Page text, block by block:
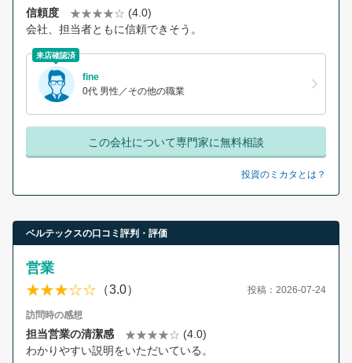
信頼度
(4.0)
会社、担当者ともに信頼できそう。
来店確認済
fine
0代 男性／その他の職業
この会社について専門家に無料相談
投資のミカタとは？
ベルテックスの口コミ評判・評価
営業
（3.0） 投稿：2026-07-24
訪問時の感想
担当営業の清潔感
(4.0)
わかりやすい説明をいただいている。